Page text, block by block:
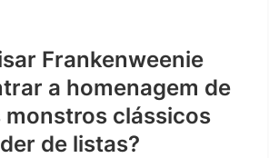
Frankenweenie
a homenagem de
monstros clássicos
de listas?